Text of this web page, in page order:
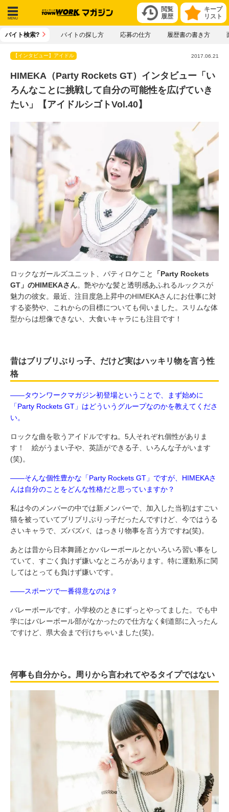
キープ
リスト
閲覧
履歴
メニ
バイト検索? バイトの探し方 応募の仕方 履歴書の書き方
【インタビュー】アイドル 2017.06.21
HIMEKA（Party Rockets GT）インタビュー「い
ろんなことに挑戦して自分の可能性を広げていき
たい」【アイドルシゴトVol.40】
ロックなガールズユニット、パティロケこと
「Party Rockets
GT」のHIMEKAさん。艶やかな髪と透明感あふれるルックスが
魅力の彼女。最近、注目度急上昇中のHIMEKAさんにお仕事に対
する姿勢や、これからの目標についても伺いました。スリムな体
型からは想像できない、大食いキャラにも注目です！
昔はブリブリぶりっ子、だけど実はハッキリ物を言う性
格
――タウンワークマガジン初登場ということで、まず始めに
「Party Rockets GT」はどういうグループなのかを教えてくださ
い。
ロックな曲を歌うアイドルですね。5人それぞれ個性がありま
す！ 絵がうまい子や、英語ができる子、いろんな子がいます
(笑)。
――そんな個性豊かな「Party Rockets GT」ですが、HIMEKAさ
んは自分のことをどんな性格だと思っていますか？
私は今のメンバーの中では新メンバーで、加入した当初はすごい
猫を被っていてブリブリぶりっ子だったんですけど、今ではうる
さいキャラで、ズバズバ、はっきり物事を言う方ですね(笑)。
あとは昔から日本舞踊とかバレーボールとかいろいろ習い事をし
ていて、すごく負けず嫌いなところがあります。特に運動系に関
してはとっても負けず嫌いです。
――スポーツで一番得意なのは？
バレーボールです。小学校のときにずっとやってました。でも中
学にはバレーボール部がなかったので仕方なく剣道部に入ったん
ですけど、県大会まで行けちゃいました(笑)。
何事も自分から。周りから言われてやるタイプではない